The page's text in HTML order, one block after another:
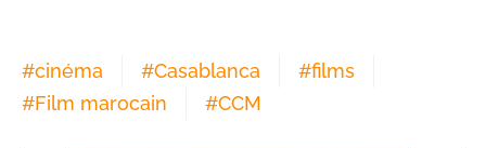
#cinéma #Casablanca #films
#Film marocain #CCM